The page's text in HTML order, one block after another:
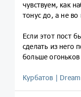
чувствуем, как
тонус до, а не во
Если этот пост
сделать из него
больше
Курбатов |